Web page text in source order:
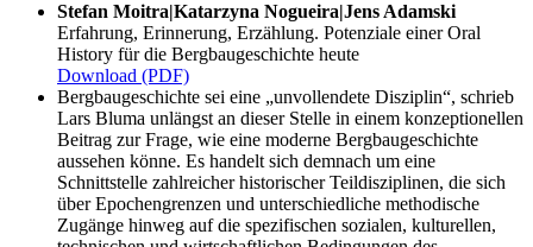
Stefan Moitra|Katarzyna Nogueira|Jens Adamski
Erfahrung, Erinnerung, Erzählung. Potenziale einer Oral
History für die Bergbaugeschichte heute
Download (PDF)
Bergbaugeschichte sei eine „unvollendete Disziplin“, schrieb
Lars Bluma unlängst an dieser Stelle in einem konzeptionellen
Beitrag zur Frage, wie eine moderne Bergbaugeschichte
aussehen könne. Es handelt sich demnach um eine
Schnittstelle zahlreicher historischer Teildisziplinen, die sich
über Epochengrenzen und unterschiedliche methodische
Zugänge hinweg auf die spezifischen sozialen, kulturellen,